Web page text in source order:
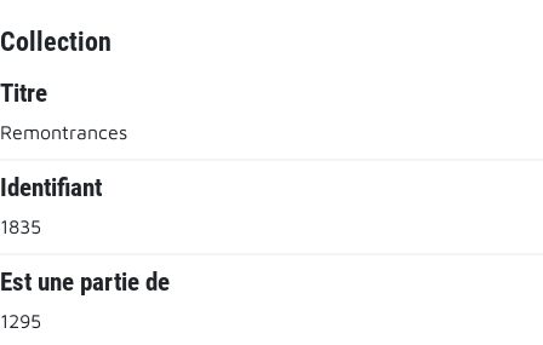
Collection
Titre
Remontrances
Identifiant
1835
Est une partie de
1295